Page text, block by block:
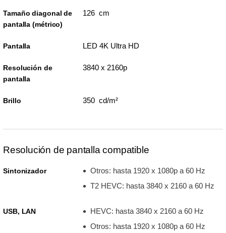
Tamaño diagonal de
pantalla (métrico)
126 cm
Pantalla LED 4K Ultra HD
Resolución de
pantalla
3840 x 2160p
Brillo 350 cd/m²
Resolución de pantalla compatible
Sintonizador
Otros: hasta 1920 x 1080p a 60 Hz
T2 HEVC: hasta 3840 x 2160 a 60 Hz
USB, LAN
HEVC: hasta 3840 x 2160 a 60 Hz
Otros: hasta 1920 x 1080p a 60 Hz